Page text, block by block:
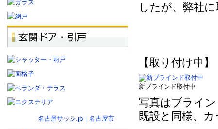
したが、弊社
【取り付け中】
新ブラインド取付中
写真はブライ
既設と同様、
名古屋サッシ.jp｜名古屋市